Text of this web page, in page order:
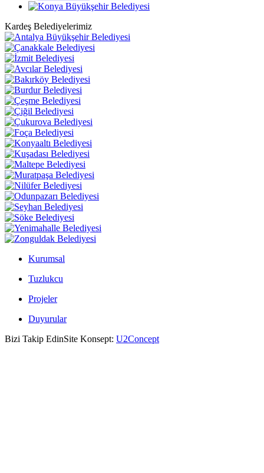
Kardeş Belediyelerimiz
Kurumsal
Tuzlukcu
Projeler
Duyurular
Bizi Takip EdinSite Konsept: U2Concept